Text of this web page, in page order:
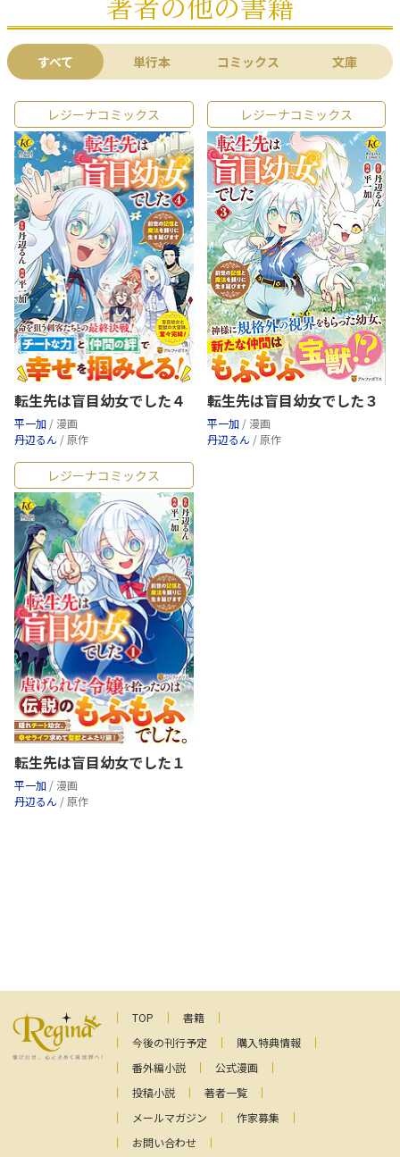
すべて 単行本 コミックス 文庫
レジーナコミックス
転生先は盲目幼女でした４
平一加 / 漫画
丹辺るん / 原作
レジーナコミックス
転生先は盲目幼女でした３
平一加 / 漫画
丹辺るん / 原作
レジーナコミックス
転生先は盲目幼女でした１
平一加 / 漫画
丹辺るん / 原作
TOP
書籍
今後の刊行予定
購入特典情報
番外編小説
公式漫画
投稿小説
著者一覧
メールマガジン
作家募集
お問い合わせ